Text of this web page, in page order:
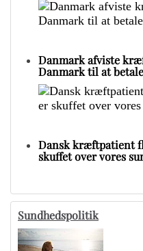
Danmark afviste
Danmark til at
Dansk kræftpatient
skuffet over vores
Sundhedspolitik